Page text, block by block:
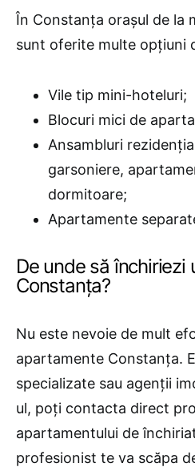
În Constanța orașul de la
sunt oferite multe opțiuni
Vile tip mini-hoteluri;
Blocuri mici de
Ansambluri
garsoniere,
dormitoare;
Apartamente
De unde să
Constanța?
Nu este nevoie de mult
apartamente Constanța.
specializate sau agenții
ul, poți contacta direct
apartamentului de
profesionist te va scăpa